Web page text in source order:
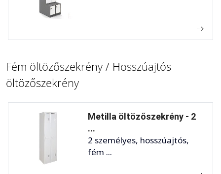
Fém öltözőszekrény / Hosszúajtós
öltözőszekrény
Metilla öltözőszekrény - 2
...
2 személyes, hosszúajtós,
fém ...